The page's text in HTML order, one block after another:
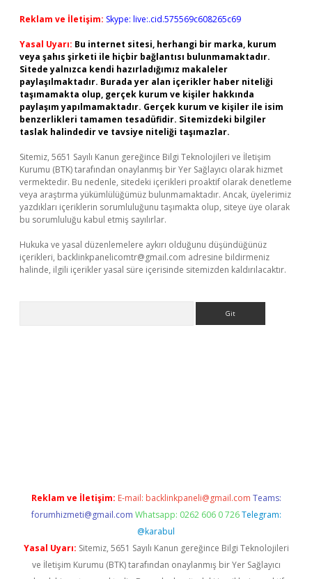
Reklam ve İletişim: Skype: live:.cid.575569c608265c69
Yasal Uyarı: Bu internet sitesi, herhangi bir marka, kurum
veya şahıs şirketi ile hiçbir bağlantısı bulunmamaktadır.
Sitede yalnızca kendi hazırladığımız makaleler
paylaşılmaktadır. Burada yer alan içerikler haber niteliği
taşımamakta olup, gerçek kurum ve kişiler hakkında
paylaşım yapılmamaktadır. Gerçek kurum ve kişiler ile isim
benzerlikleri tamamen tesadüfidir. Sitemizdeki bilgiler
taslak halindedir ve tavsiye niteliği taşımazlar.
Sitemiz, 5651 Sayılı Kanun gereğince Bilgi Teknolojileri ve İletişim
Kurumu (BTK) tarafından onaylanmış bir Yer Sağlayıcı olarak hizmet
vermektedir. Bu nedenle, sitedeki içerikleri proaktif olarak denetleme
veya araştırma yükümlülüğümüz bulunmamaktadır. Ancak, üyelerimiz
yazdıkları içeriklerin sorumluluğunu taşımakta olup, siteye üye olarak
bu sorumluluğu kabul etmiş sayılırlar.
Hukuka ve yasal düzenlemelere aykırı olduğunu düşündüğünüz
içerikleri, backlinkpanelicomtr@gmail.com adresine bildirmeniz
halinde, ilgili içerikler yasal süre içerisinde sitemizden kaldırılacaktır.
Reklam ve İletişim: E-mail: backlinkpaneli@gmail.com Teams:
forumhizmeti@gmail.com Whatsapp: 0262 606 0 726 Telegram:
@karabul
Yasal Uyarı: Sitemiz, 5651 Sayılı Kanun gereğince Bilgi Teknolojileri
ve İletişim Kurumu (BTK) tarafından onaylanmış bir Yer Sağlayıcı